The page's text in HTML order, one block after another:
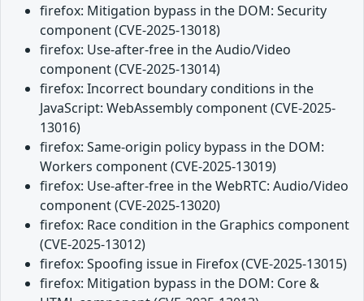
firefox: Mitigation bypass in the DOM: Security
component (CVE-2025-13018)
firefox: Use-after-free in the Audio/Video
component (CVE-2025-13014)
firefox: Incorrect boundary conditions in the
JavaScript: WebAssembly component (CVE-2025-
13016)
firefox: Same-origin policy bypass in the DOM:
Workers component (CVE-2025-13019)
firefox: Use-after-free in the WebRTC: Audio/Video
component (CVE-2025-13020)
firefox: Race condition in the Graphics component
(CVE-2025-13012)
firefox: Spoofing issue in Firefox (CVE-2025-13015)
firefox: Mitigation bypass in the DOM: Core &